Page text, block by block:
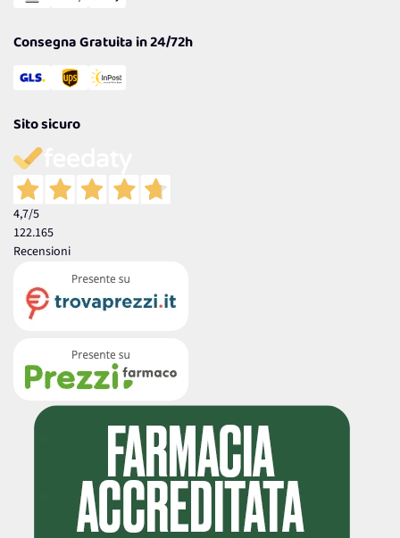
Consegna Gratuita in 24/72h
Sito sicuro
4,7/5
122.165
Recensioni